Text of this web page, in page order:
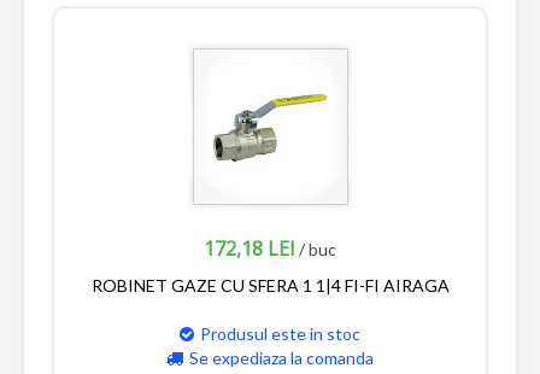
172,18 LEI / buc
ROBINET GAZE CU SFERA 1 1|4 FI-FI AIRAGA
Produsul este in stoc
Se expediaza la comanda